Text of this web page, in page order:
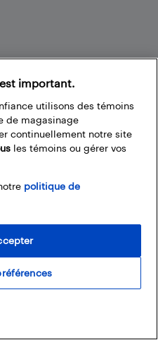
important.
utilisons des témoins
de magasinage
continuellement notre site
les témoins ou gérer vos
politique de